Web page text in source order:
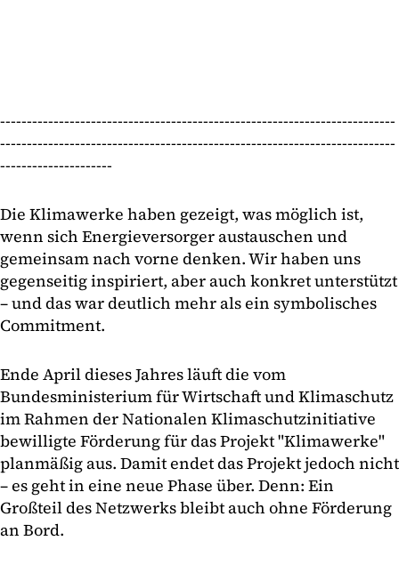
--------------------------------------------------------------------------
--------------------------------------------------------------------------
---------------------
Die Klimawerke haben gezeigt, was möglich ist,
wenn sich Energieversorger austauschen und
gemeinsam nach vorne denken. Wir haben uns
gegenseitig inspiriert, aber auch konkret unterstützt
– und das war deutlich mehr als ein symbolisches
Commitment.
Ende April dieses Jahres läuft die vom
Bundesministerium für Wirtschaft und Klimaschutz
im Rahmen der Nationalen Klimaschutzinitiative
bewilligte Förderung für das Projekt "Klimawerke"
planmäßig aus. Damit endet das Projekt jedoch nicht
– es geht in eine neue Phase über. Denn: Ein
Großteil des Netzwerks bleibt auch ohne Förderung
an Bord.